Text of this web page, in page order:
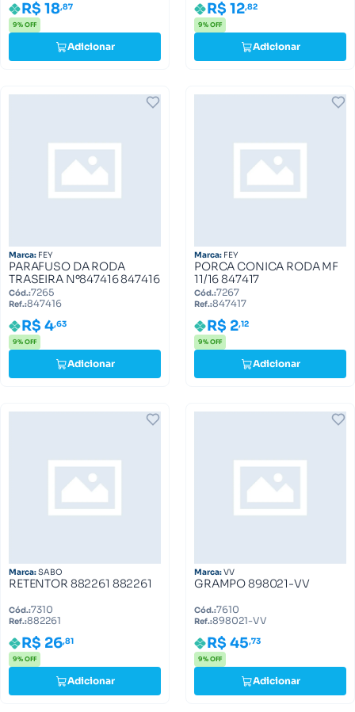
R$ 18,87
9% OFF
Adicionar
R$ 12,82
9% OFF
Adicionar
Marca: FEY
PARAFUSO DA RODA
TRASEIRA Nº847416 847416
Cód.:7265
Ref.:847416
R$ 4,63
9% OFF
Adicionar
Marca: FEY
PORCA CONICA RODA MF
11/16 847417
Cód.:7267
Ref.:847417
R$ 2,12
9% OFF
Adicionar
Marca:SABO
RETENTOR 882261 882261
Cód.:7310
Ref.:882261
R$ 26,81
9% OFF
Adicionar
Marca:VV
GRAMPO 898021-VV
Cód.:7610
Ref.:898021-VV
R$ 45,73
9% OFF
Adicionar